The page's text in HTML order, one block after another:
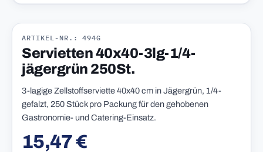
ARTIKEL-NR.: 494G
Servietten 40x40-3lg-1/4-
jägergrün 250St.
3-lagige Zellstoffserviette 40x40 cm in Jägergrün, 1/4-
gefalzt, 250 Stück pro Packung für den gehobenen
Gastronomie- und Catering-Einsatz.
15,47 €